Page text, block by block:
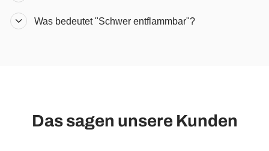
Was bedeutet "Schwer entflammbar"?
Das sagen unsere Kunden